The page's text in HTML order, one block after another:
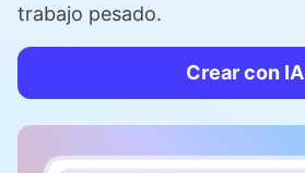
trabajo pesado.
Crear con IA